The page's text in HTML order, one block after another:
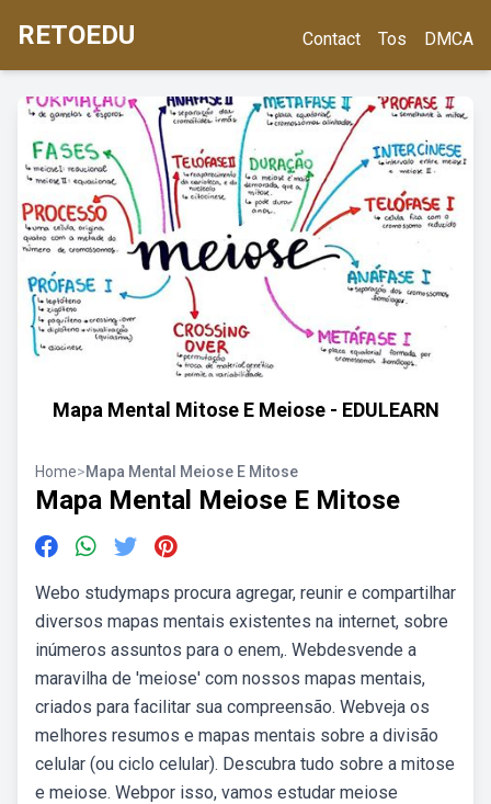
RETOEDU Contact Tos DMCA
Mapa Mental Mitose E Meiose - EDULEARN
Home>Mapa Mental Meiose E Mitose
Mapa Mental Meiose E Mitose
Webo studymaps procura agregar, reunir e compartilhar
diversos mapas mentais existentes na internet, sobre
inúmeros assuntos para o enem,. Webdesvende a
maravilha de 'meiose' com nossos mapas mentais,
criados para facilitar sua compreensão. Webveja os
melhores resumos e mapas mentais sobre a divisão
celular (ou ciclo celular). Descubra tudo sobre a mitose
e meiose. Webpor isso, vamos estudar meiose